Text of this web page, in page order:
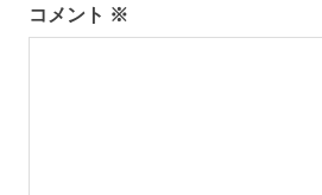
ョ
コメント ※